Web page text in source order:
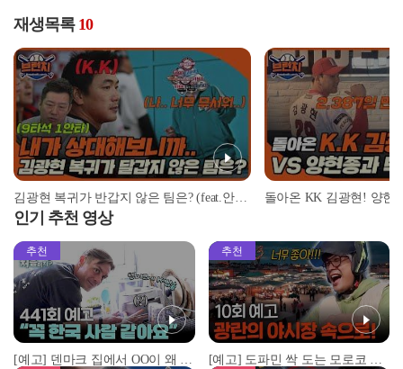
재생목록 10
김광현 복귀가 반갑지 않은 팀은? (feat.안치용 vs 김광현 상대전적) | #베이스볼런치 2022.03.11
인기 추천 영상
추천
[예고] 덴마크 집에서 OO이 왜 나와...? 이상할 정도로 한국을 사랑하는 우리 형을 제보합니다!
추천
[예고] 도파민 싹 도는 모로코 야시장 투어!